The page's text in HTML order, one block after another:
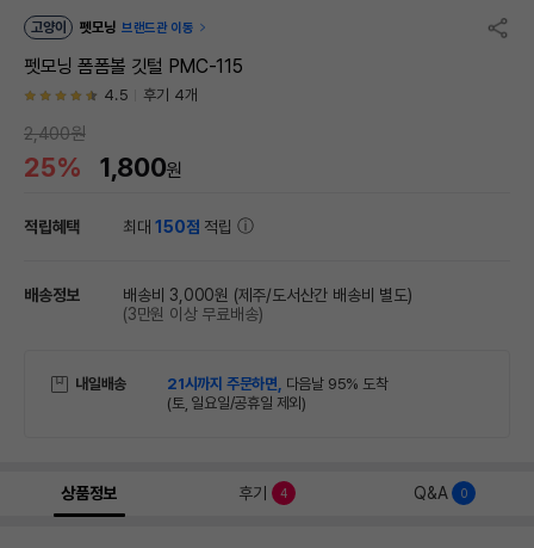
고양이 펫모닝 브랜드관 이동
펫모닝 폼폼볼 깃털 PMC-115
4.5 후기 4개
2,400원
25% 1,800원
적립혜택 최대150점 적립
배송정보 배송비 3,000원 (제주/도서산간 배송비 별도)
(3만원 이상 무료배송)
내일배송 21시까지 주문하면, 다음날 95% 도착
(토, 일요일/공휴일 제외)
상품정보 후기 4 Q&A 0